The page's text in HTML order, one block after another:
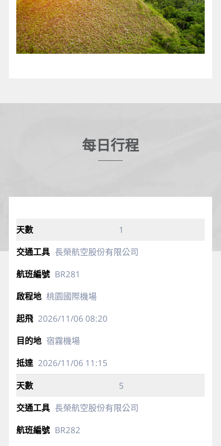
每日行程
1
長榮航空股份有限公司
BR281
桃園國際機場
2026/11/06 08:20
宿霧機場
2026/11/06 11:15
5
長榮航空股份有限公司
BR282